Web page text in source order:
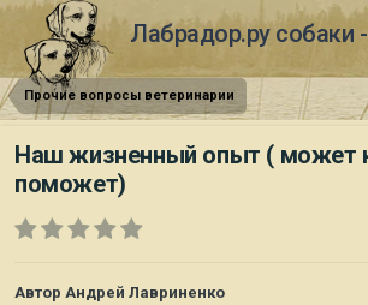
Лабрадор.ру собаки
Прочие вопросы ветеринарии
Наш жизненный опыт ( может
поможет)
Автор Андрей Лавриненко